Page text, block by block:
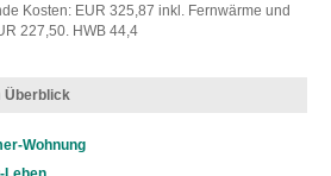
Kosten: EUR 325,87 inkl. Fernwärme und
227,50. HWB 44,4
Überblick
Wohnung